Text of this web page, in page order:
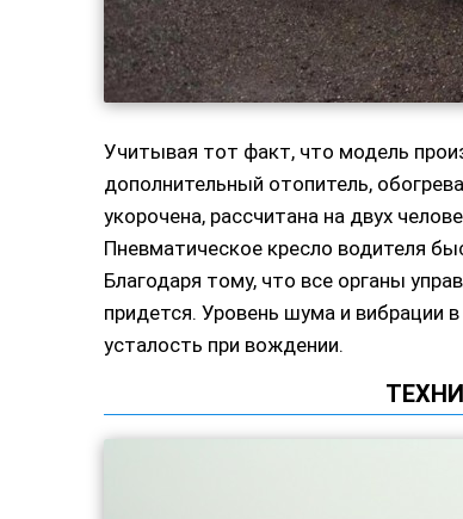
Учитывая тот факт, что модель
дополнительный отопитель,
укорочена, рассчитана на двух
Пневматическое кресло водителя
Благодаря тому, что все органы
придется. Уровень шума и вибрации
усталость при вождении.